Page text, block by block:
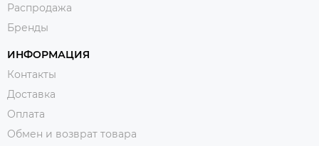
Распродажа
Бренды
ИНФОРМАЦИЯ
Контакты
Доставка
Оплата
Обмен и возврат товара